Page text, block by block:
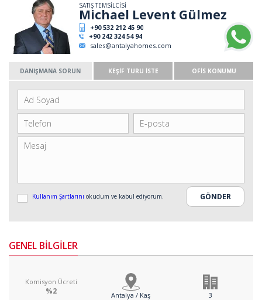
SATIŞ TEMSİLCİSİ
Michael Levent Gülmez
+90 532 212 45 90
+90 242 324 54 94
sales@antalyahomes.com
DANIŞMANA SORUN KEŞİF TURU İSTE OFİS KONUMU
Kullanım Şartlarını okudum ve kabul ediyorum.
GENEL BİLGİLER
Komisyon Ücreti
%2 Antalya / Kaş 3